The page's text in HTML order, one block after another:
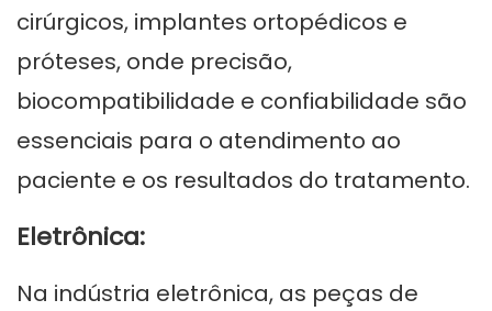
cirúrgicos, implantes ortopédicos e
próteses, onde precisão,
biocompatibilidade e confiabilidade são
essenciais para o atendimento ao
paciente e os resultados do tratamento.
Eletrônica:
Na indústria eletrônica, as peças de